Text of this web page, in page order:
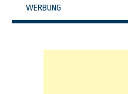
WERBUNG